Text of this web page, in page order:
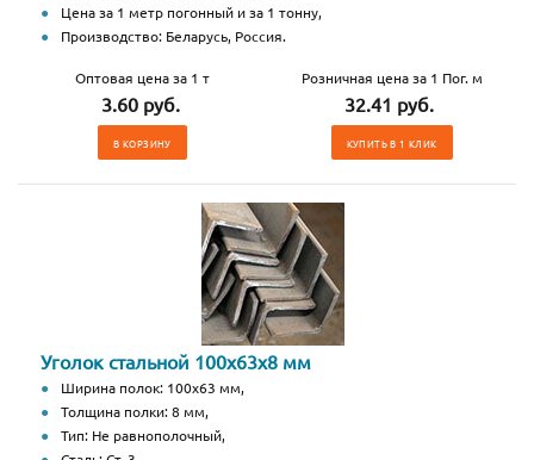
Цена за 1 метр погонный и за 1 тонну,
Производство: Беларусь, Россия.
Оптовая цена за 1 т
3.60 руб.
В КОРЗИНУ
Розничная цена за 1 Пог. м
32.41 руб.
КУПИТЬ В 1 КЛИК
Уголок стальной 100х63х8 мм
Ширина полок: 100х63 мм,
Толщина полки: 8 мм,
Тип: Не равнополочный,